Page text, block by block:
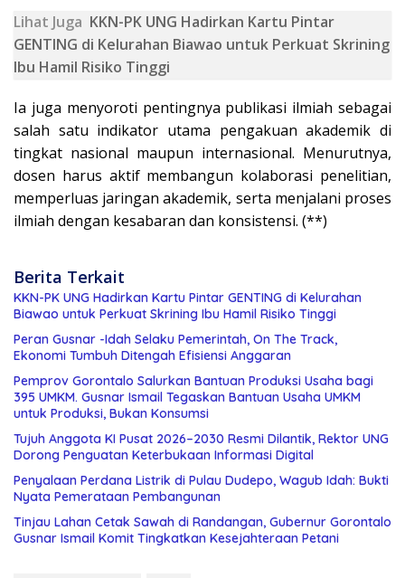
Lihat Juga KKN-PK UNG Hadirkan Kartu Pintar
GENTING di Kelurahan Biawao untuk Perkuat Skrining
Ibu Hamil Risiko Tinggi
Ia juga menyoroti pentingnya publikasi ilmiah sebagai
salah satu indikator utama pengakuan akademik di
tingkat nasional maupun internasional. Menurutnya,
dosen harus aktif membangun kolaborasi penelitian,
memperluas jaringan akademik, serta menjalani proses
ilmiah dengan kesabaran dan konsistensi. (**)
Berita Terkait
KKN-PK UNG Hadirkan Kartu Pintar GENTING di Kelurahan
Biawao untuk Perkuat Skrining Ibu Hamil Risiko Tinggi
Peran Gusnar -Idah Selaku Pemerintah, On The Track,
Ekonomi Tumbuh Ditengah Efisiensi Anggaran
Pemprov Gorontalo Salurkan Bantuan Produksi Usaha bagi
395 UMKM. Gusnar Ismail Tegaskan Bantuan Usaha UMKM
untuk Produksi, Bukan Konsumsi
Tujuh Anggota KI Pusat 2026–2030 Resmi Dilantik, Rektor UNG
Dorong Penguatan Keterbukaan Informasi Digital
Penyalaan Perdana Listrik di Pulau Dudepo, Wagub Idah: Bukti
Nyata Pemerataan Pembangunan
Tinjau Lahan Cetak Sawah di Randangan, Gubernur Gorontalo
Gusnar Ismail Komit Tingkatkan Kesejahteraan Petani